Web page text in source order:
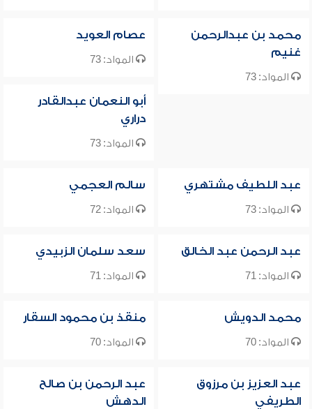
محمد بن عبدالرحمن
غنيم
المواد: 73
عصام العويد
المواد: 73
أبو النعمان عبدالقادر
دراري
المواد: 73
عبد اللطيف مشتهري
المواد: 73
سالم العجمي
المواد: 72
عبد الرحمن عبد الخالق
المواد: 71
سعد سلمان الزبيدي
المواد: 71
محمد الدويش
المواد: 70
منقذ بن محمود السقار
المواد: 70
عبد العزيز بن مرزوق
الطريفي
عبد الرحمن بن صالح
الدهش